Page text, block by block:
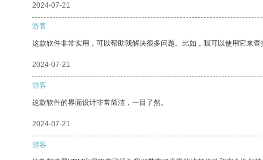
2024-07-21
游客
这款软件非常实用，可以帮助我解决很多问题。比如，我可以使用它来查
2024-07-21
游客
这款软件的界面设计非常简洁，一目了然。
2024-07-21
游客